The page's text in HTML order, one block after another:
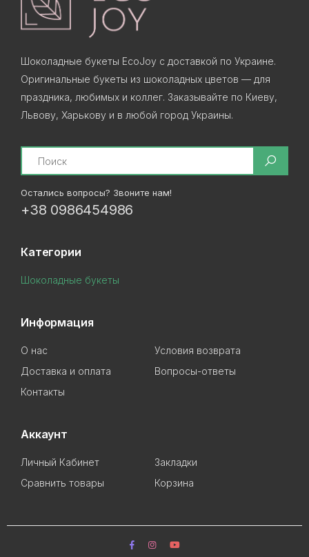
Шоколадные букеты EcoJoy с доставкой по Украине.
Оригинальные букеты из шоколадных цветов — для
праздника, любимых и коллег. Заказывайте по Киеву,
Львову, Харькову и в любой город Украины.
Search
Остались вопросы? Звоните нам!
+38 0986454986
Категории
Шоколадные букеты
Информация
О нас
Условия возврата
Доставка и оплата
Вопросы-ответы
Контакты
Аккаунт
Личный Кабинет
Закладки
Сравнить товары
Корзина